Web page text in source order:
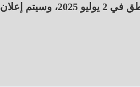
منماه بالبحر المتوسط ومن المخطط أن يتم إغلاق التزايد على تلك المناطق في 2 يوليو 2025، وسيتم إعلان